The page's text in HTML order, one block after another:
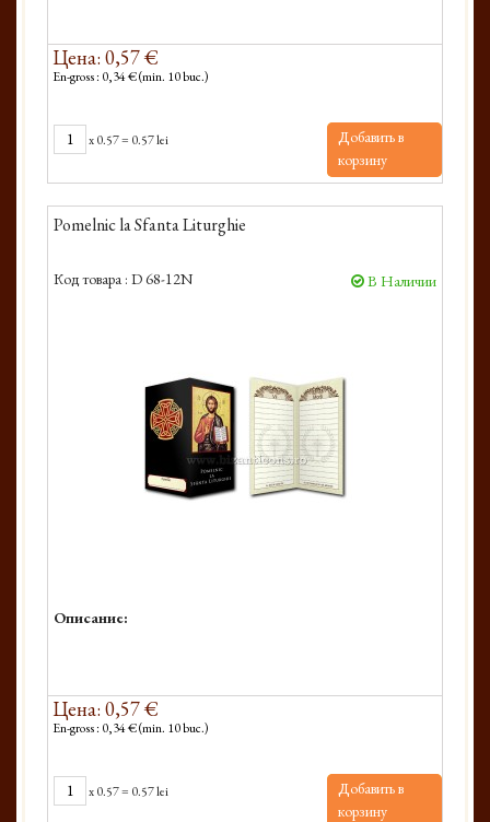
Цена: 0,57 €
En-gross : 0,34 € (min. 10 buc.)
x0.57= 0.57 lei
Добавить в
корзину
Pomelnic la Sfanta Liturghie
Код товара : D 68-12N В Наличии
Описание:
Цена: 0,57 €
En-gross : 0,34 € (min. 10 buc.)
x0.57= 0.57 lei
Добавить в
корзину